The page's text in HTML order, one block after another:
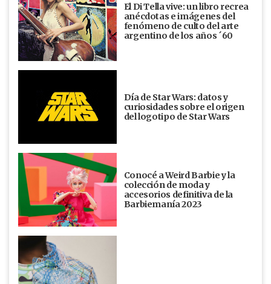
El Di Tella vive: un libro recrea
anécdotas e imágenes del
fenómeno de culto del arte
argentino de los años ´60
Día de Star Wars: datos y
curiosidades sobre el origen
del logotipo de Star Wars
Conocé a Weird Barbie y la
colección de moda y
accesorios definitiva de la
Barbiemanía 2023